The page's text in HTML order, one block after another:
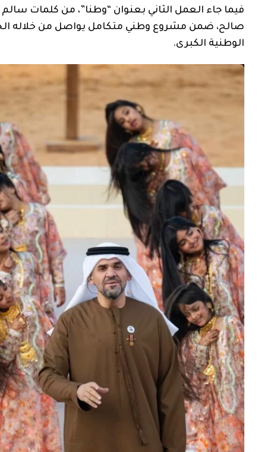
فيما جاء العمل الثاني بعنوان “وطنا”، من كلمات
صالح، ضمن مشروع وطني متكامل يواصل من خلاله
الوطنية الكبرى.